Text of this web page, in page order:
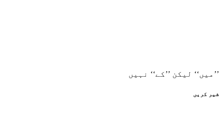
’’میں‘‘ لیکن ’’کے‘‘ نہیں
شیر کریں